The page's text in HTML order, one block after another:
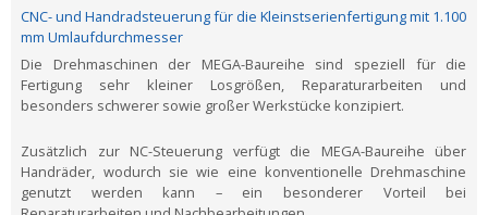
CNC- und Handradsteuerung für die Kleinstserienfertigung mit 1.100
mm Umlaufdurchmesser
Die Drehmaschinen der MEGA-Baureihe sind speziell für die
Fertigung sehr kleiner Losgrößen, Reparaturarbeiten und
besonders schwerer sowie großer Werkstücke konzipiert.
Zusätzlich zur NC-Steuerung verfügt die MEGA-Baureihe über
Handräder, wodurch sie wie eine konventionelle Drehmaschine
genutzt werden kann – ein besonderer Vorteil bei